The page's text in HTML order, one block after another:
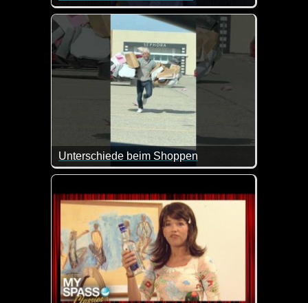
Manchmal ist es besser man bleibt zuhause und
Unterschiede beim Shoppen
Er macht das doch sehr gut nach wie der